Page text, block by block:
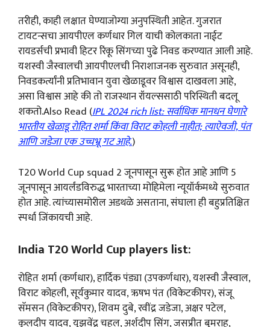
तरीही, काही लक्षात घेण्याजोग्या अनुपस्थिती आहेत. गुजरात
टायटन्सचा आयपीएल कर्णधार गिल याची कोलकाता नाईट
रायडर्सची प्रभावी हिटर रिंकू सिंगच्या पुढे निवड करण्यात आली आहे.
यशस्वी जैस्वालची आयपीएलची निराशाजनक सुरुवात असूनही,
निवडकर्त्यांनी प्रतिभावान युवा खेळाडूवर विश्वास दाखवला आहे,
असा विश्वास आहे की तो राजस्थान रॉयल्ससाठी परिस्थिती बदलू
शकतो.Also Read (IPL 2024 rich list: सर्वाधिक मानधन घेणारे
भारतीय खेळाडू रोहित शर्मा किंवा विराट कोहली नाहीत; त्याऐवजी, पंत
आणि जडेजा एक उच्चभ्रू गट आहे.)
T20 World Cup squad 2 जूनपासून सुरू होत आहे आणि 5
जूनपासून आयर्लंडविरुद्ध भारताच्या मोहिमेला न्यूयॉर्कमध्ये सुरुवात
होत आहे. त्यांच्यासमोरील अडथळे असताना, संघाला ही बहुप्रतिक्षित
स्पर्धा जिंकायची आहे.
India T20 World Cup players list:
रोहित शर्मा (कर्णधार), हार्दिक पंड्या (उपकर्णधार), यशस्वी जैस्वाल,
विराट कोहली, सूर्यकुमार यादव, ऋषभ पंत (विकेटकीपर), संजू
सॅमसन (विकेटकीपर), शिवम दुबे, रवींद्र जडेजा, अक्षर पटेल,
कुलदीप यादव, युझवेंद्र चहल, अर्शदीप सिंग, जसप्रीत बुमराह,